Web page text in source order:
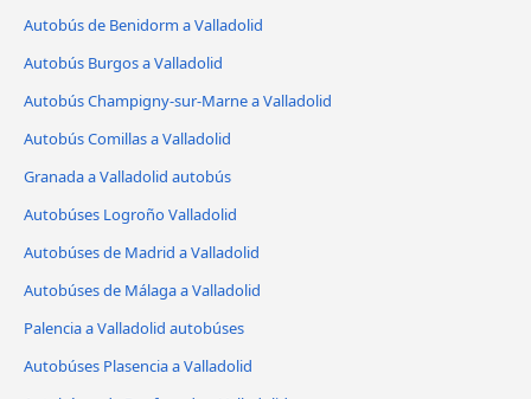
Autobús de Benidorm a Valladolid
Autobús Burgos a Valladolid
Autobús Champigny-sur-Marne a Valladolid
Autobús Comillas a Valladolid
Granada a Valladolid autobús
Autobúses Logroño Valladolid
Autobúses de Madrid a Valladolid
Autobúses de Málaga a Valladolid
Palencia a Valladolid autobúses
Autobúses Plasencia a Valladolid